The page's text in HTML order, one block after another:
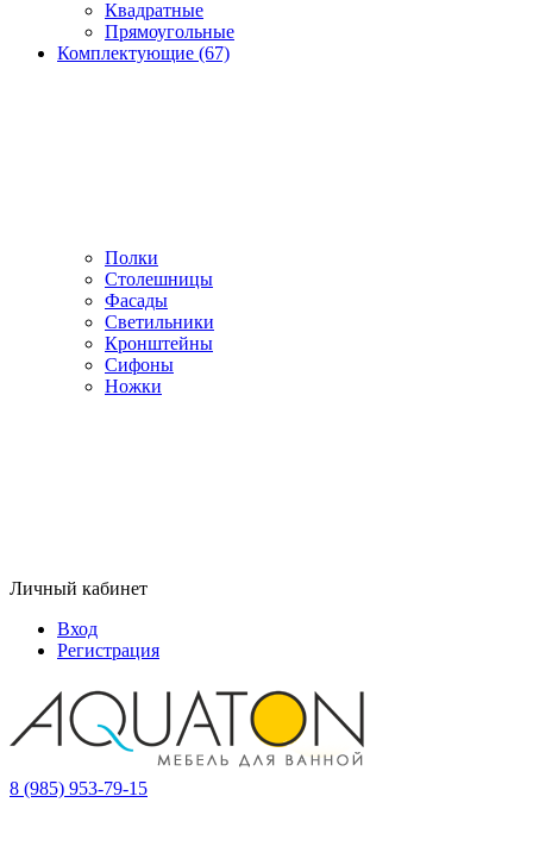
Квадратные
Прямоугольные
Комплектующие (67)
Полки
Столешницы
Фасады
Светильники
Кронштейны
Сифоны
Ножки
Личный кабинет
Вход
Регистрация
8 (985) 953-79-15